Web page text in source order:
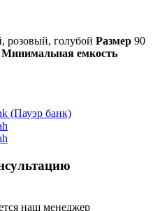
розовый, голубой Размер 90
Минимальная емкость
(Пауэр банк)
наш менеджер